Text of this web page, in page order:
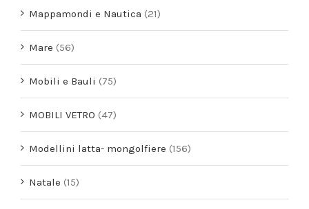
Mappamondi e Nautica (21)
Mare (56)
Mobili e Bauli (75)
MOBILI VETRO (47)
Modellini latta- mongolfiere (156)
Natale (15)